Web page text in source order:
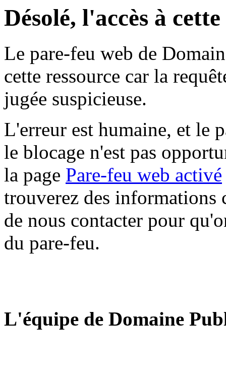
Désolé, l'accès à
Le pare-feu web de
cette ressource car la
jugée suspicieuse.
L'erreur est humaine, et le
le blocage n'est pas
la page Pare-feu web activé
trouverez des informations
de nous contacter pour
du pare-feu.
L'équipe de Domaine